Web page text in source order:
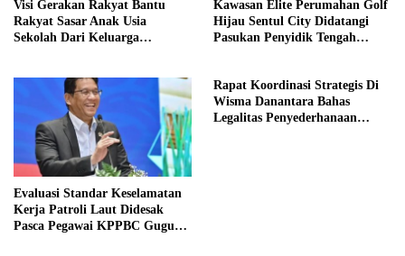
Visi Gerakan Rakyat Bantu
Rakyat Sasar Anak Usia
Sekolah Dari Keluarga
Kawasan Elite Perumahan Golf
Hijau Sentul City Didatangi
Pasukan Penyidik Tengah
Evaluasi Standar Keselamatan
Kerja Patroli Laut Didesak
Pasca Pegawai KPPBC Gugur
Rapat Koordinasi Strategis Di
Wisma Danantara Bahas
Legalitas Penyederhanaan